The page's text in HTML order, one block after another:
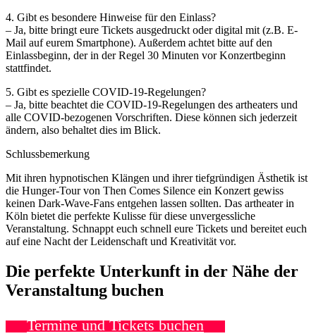
4. Gibt es besondere Hinweise für den Einlass?
– Ja, bitte bringt eure Tickets ausgedruckt oder digital mit (z.B. E-
Mail auf eurem Smartphone). Außerdem achtet bitte auf den
Einlassbeginn, der in der Regel 30 Minuten vor Konzertbeginn
stattfindet.
5. Gibt es spezielle COVID-19-Regelungen?
– Ja, bitte beachtet die COVID-19-Regelungen des artheaters und
alle COVID-bezogenen Vorschriften. Diese können sich jederzeit
ändern, also behaltet dies im Blick.
Schlussbemerkung
Mit ihren hypnotischen Klängen und ihrer tiefgründigen Ästhetik ist
die Hunger-Tour von Then Comes Silence ein Konzert gewiss
keinen Dark-Wave-Fans entgehen lassen sollten. Das artheater in
Köln bietet die perfekte Kulisse für diese unvergessliche
Veranstaltung. Schnappt euch schnell eure Tickets und bereitet euch
auf eine Nacht der Leidenschaft und Kreativität vor.
Die perfekte Unterkunft in der Nähe der
Veranstaltung buchen
Termine und Tickets buchen